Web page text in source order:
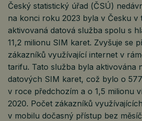
Český statistický úřad (ČSÚ)
na konci roku 2023 byla v Česku v
aktivovaná datová služba spolu s
11,2 milionu SIM karet. Zvyšuje se
zákazníků využívající internet v
tarifu. Tato služba byla aktivována
datových SIM karet, což bylo o
v roce předchozím a o 1,5 milionu
2020. Počet zákazníků
v mobilu dočasný přístup bez